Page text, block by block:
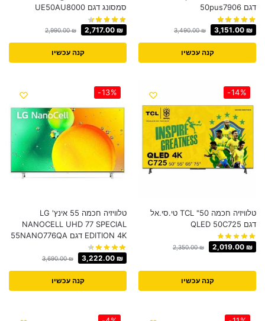
דגם 50pus7906
3,490.00₪ 3,151.00 ₪
קנה עכשיו
סמסונג דגם UE50AU8000
2,990.00₪ 2,717.00 ₪
קנה עכשיו
-14%
טלוויזיה חכמה 50" TCL טי.סי.אל
דגם QLED 50C725
2,350.00₪ 2,019.00 ₪
קנה עכשיו
-13%
טלוויזיה חכמה 55 אינץ' LG
NANOCELL UHD 77 SPECIAL
EDITION 4K דגם 55NANO776QA
3,690.00₪ 3,222.00 ₪
קנה עכשיו